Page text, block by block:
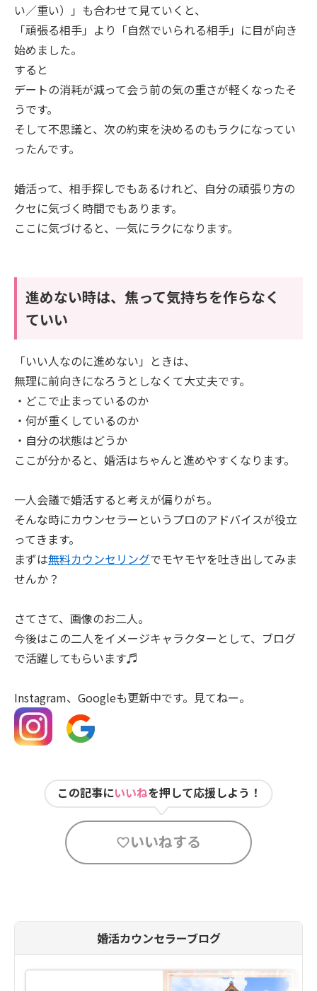
い／重い）」も合わせて見ていくと、
「頑張る相手」より「自然でいられる相手」に目が向き
始めました。
すると
デートの消耗が減って会う前の気の重さが軽くなったそ
うです。
そして不思議と、次の約束を決めるのもラクになってい
ったんです。
婚活って、相手探しでもあるけれど、自分の頑張り方の
クセに気づく時間でもあります。
ここに気づけると、一気にラクになります。
進めない時は、焦って気持ちを作らなく
ていい
「いい人なのに進めない」ときは、
無理に前向きになろうとしなくて大丈夫です。
・どこで止まっているのか
・何が重くしているのか
・自分の状態はどうか
ここが分かると、婚活はちゃんと進めやすくなります。
一人会議で婚活すると考えが偏りがち。
そんな時にカウンセラーというプロのアドバイスが役立
ってきます。
まずは無料カウンセリングでモヤモヤを吐き出してみま
せんか？
さてさて、画像のお二人。
今後はこの二人をイメージキャラクターとして、ブログ
で活躍してもらいます♬
Instagram、Googleも更新中です。見てねー。
この記事にいいねを押して応援しよう！
いいねする
婚活カウンセラーブログ